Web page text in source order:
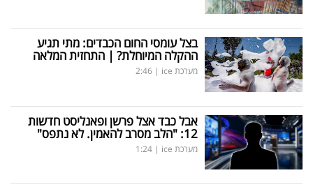
בצל עומסי החום הכבדים: מתי תגיע
ההקלה המיוחלת? | התחזית המלאה
מערכת ice |
2:46
אבל כבד אצל פרשן ופאנליסט חדשות
12: "הלב מסרב להאמין. לא נתפס"
מערכת ice |
1:24